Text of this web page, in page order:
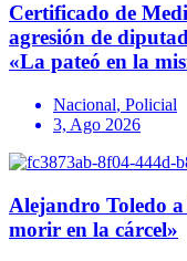
Certificado de
agresión de
«La pateó en la
Nacional, Policial
3, Ago 2026
Alejandro Toledo
morir en la cárcel»